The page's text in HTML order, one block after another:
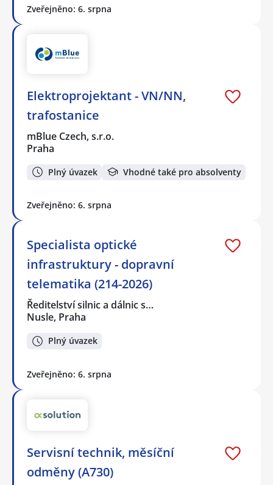
Zveřejněno: 6. srpna
Elektroprojektant - VN/NN,
trafostanice
mBlue Czech, s.r.o.
Praha
Plný úvazek Vhodné také pro absolventy
Zveřejněno: 6. srpna
Specialista optické
infrastruktury - dopravní
telematika (214-2026)
Ředitelství silnic a dálnic s…
Nusle, Praha
Plný úvazek
Zveřejněno: 6. srpna
Servisní technik, měsíční
odměny (A730)